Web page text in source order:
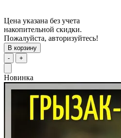
Цена указана без учета
накопительной скидки.
Пожалуйста, авторизуйтесь!
В корзину
-
+
Новинка